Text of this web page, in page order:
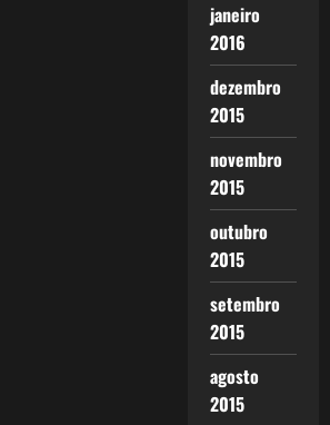
janeiro
2016
dezembro
2015
novembro
2015
outubro
2015
setembro
2015
agosto
2015